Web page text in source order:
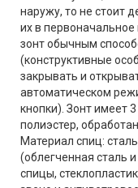
наружу, то не стоит
их в
зонт обычным
(конструктивные
закрывать и
автоматическом
кнопки). Зонт имеет
полиэстер,
Материал спиц:
(облегченная сталь
спицы,